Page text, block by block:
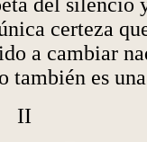
del silencio
certeza
a cambiar
también es
II